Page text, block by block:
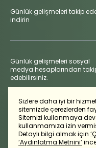
Sizlere daha iyi bir
sitemizde çerezlerden
Sitemizi kullanmaya
kullanmamıza izin
Detaylı bilgi almak için
‘Aydınlatma Metnini’
Günlük gelişmeleri takip
indirin
Günlük gelişmeleri sosyal
medya hesaplarından
edebilirsiniz.